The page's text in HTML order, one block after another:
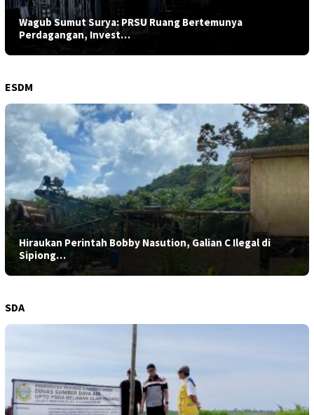
Wagub Sumut Surya: PRSU Ruang Bertemunya
Perdagangan, Invest…
ESDM
Hiraukan Perintah Bobby Nasution, Galian C Ilegal di
Sipiong…
SDA